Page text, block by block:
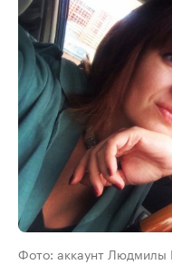
Фото: аккаунт Людмилы